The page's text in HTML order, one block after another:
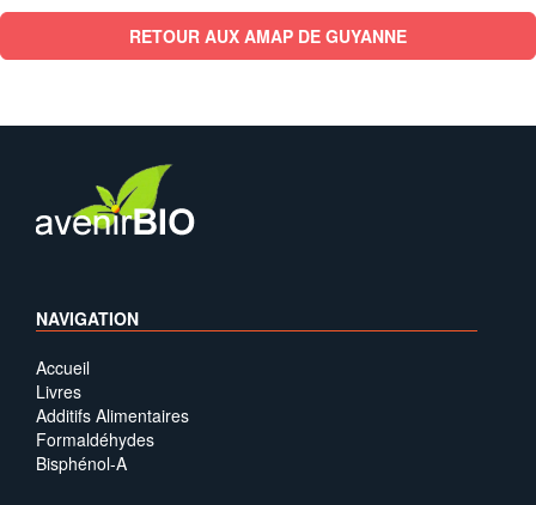
RETOUR AUX AMAP DE GUYANNE
NAVIGATION
Accueil
Livres
Additifs Alimentaires
Formaldéhydes
Bisphénol-A